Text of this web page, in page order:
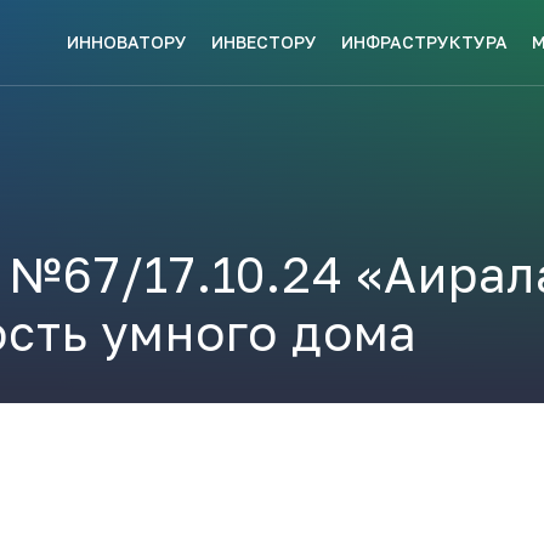
ИННОВАТОРУ ИНВЕСТОРУ ИНФРАСТРУКТУРА
17.10.24
умного дома
конкурсы Анонсы публикаций Новости
ПОЛЕЗНЫЕ СТАТЬИ И